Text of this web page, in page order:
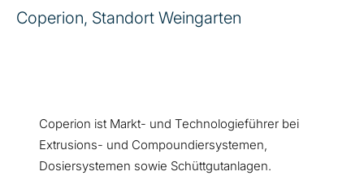
Coperion, Standort Weingarten
Coperion ist Markt- und Technologieführer bei
Extrusions- und Compoundiersystemen,
Dosiersystemen sowie Schüttgutanlagen.